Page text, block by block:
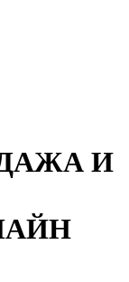
И